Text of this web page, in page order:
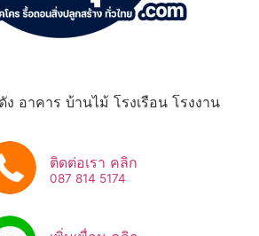
อาคาร บ้านไม้ โรงเรือน โรงงาน
ติดต่อเรา คลิก
087 814 5174